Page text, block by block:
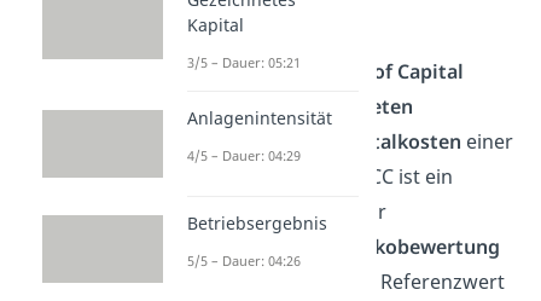
Weighted Average Cost of Capital
(WACC) sind die
gewichteten
durchschnittlichen Kapitalkosten einer
Unternehmung. Der WACC ist ein
wertvolles Instrument zur
Risikobewertung
und dient gleichzeitig als Referenzwert
Kapital
3/5 – Dauer: 05:21
Anlagenintensität
4/5 – Dauer: 04:29
Betriebsergebnis
5/5 – Dauer: 04:26